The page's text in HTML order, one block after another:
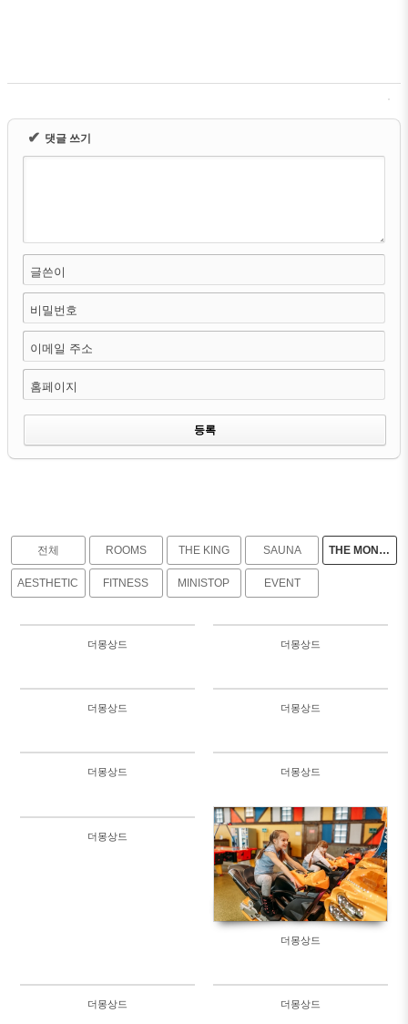
✔ 댓글 쓰기
글쓴이
비밀번호
이메일 주소
홈페이지
전체 ROOMS THE KING SAUNA THE MONGSANG DE
AESTHETIC FITNESS MINISTOP EVENT
1249
더몽상드
788
더몽상드
762
더몽상드
929
더몽상드
665
더몽상드
Views948
더몽상드
더몽상드
696
더몽상드
더몽상드 더몽상드